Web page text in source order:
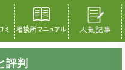
評判